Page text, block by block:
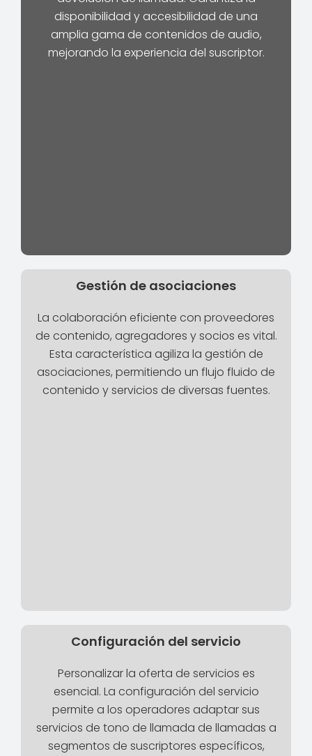
disponibilidad y accesibilidad de una
amplia gama de contenidos de audio,
mejorando la experiencia del suscriptor.
Gestión de asociaciones
La colaboración eficiente con proveedores
de contenido, agregadores y socios es vital.
Esta característica agiliza la gestión de
asociaciones, permitiendo un flujo fluido de
contenido y servicios de diversas fuentes.
Configuración del servicio
Personalizar la oferta de servicios es
esencial. La configuración del servicio
permite a los operadores adaptar sus
servicios de tono de llamada de llamadas a
segmentos de suscriptores específicos,